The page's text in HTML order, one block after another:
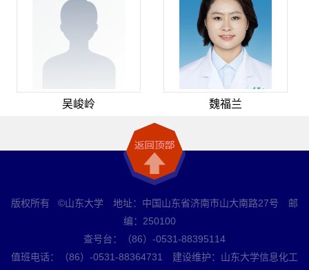
吴峻岭 魏福兰
版权所有 ©山东大学 地址：中国山东省济南市山大南路27号 邮
编：250100
查号台：（86）-0531-88395114
值班电话：（86）-0531-88364731 建设维护：山东大学信息化工